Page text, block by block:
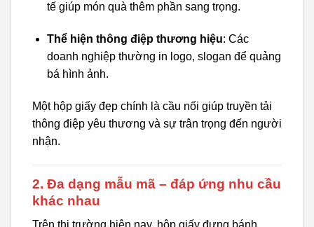
tế giúp món quà thêm phần sang trọng.
Thể hiện thông điệp thương hiệu: Các
doanh nghiệp thường in logo, slogan để quảng
bá hình ảnh.
Một hộp giấy đẹp chính là cầu nối giúp truyền tải
thông điệp yêu thương và sự trân trọng đến người
nhận.
2. Đa dạng mẫu mã – đáp ứng nhu cầu
khác nhau